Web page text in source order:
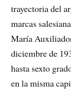
trayectoria del
marcas
María
diciembre de
hasta sexto
en la misma